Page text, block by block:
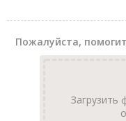
Пожалуйста,
Загрузить